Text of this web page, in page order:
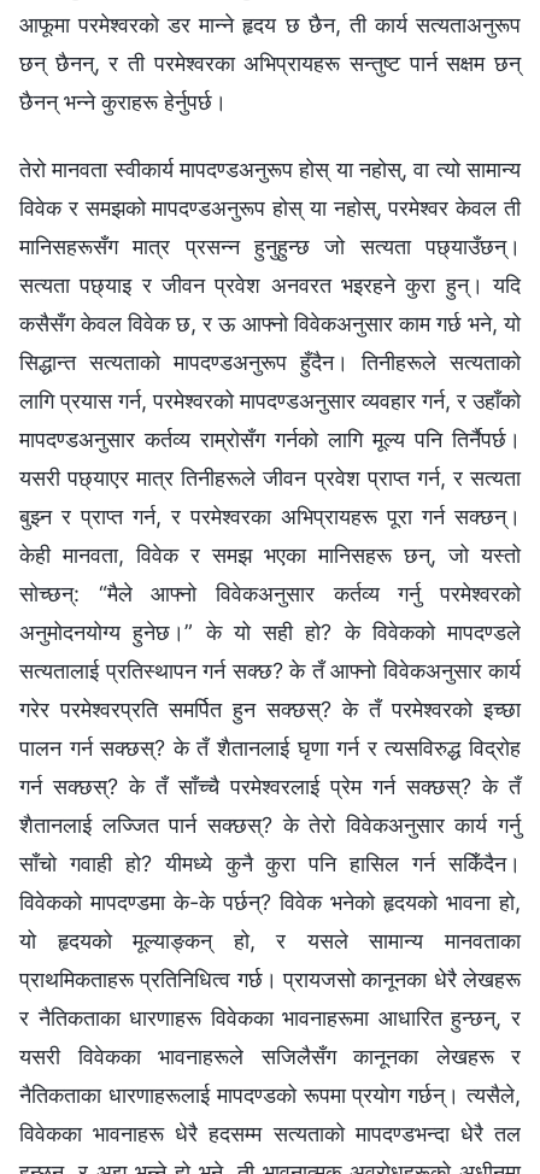
आफूमा परमेश्‍वरको डर मान्ने हृदय छ छैन, ती कार्य सत्यताअनुरूप
छन् छैनन्, र ती परमेश्‍वरका अभिप्रायहरू सन्तुष्ट पार्न सक्षम छन्
छैनन् भन्‍ने कुराहरू हेर्नुपर्छ।
तेरो मानवता स्वीकार्य मापदण्डअनुरूप होस् या नहोस्, वा त्यो सामान्य
विवेक र समझको मापदण्डअनुरूप होस् या नहोस्, परमेश्‍वर केवल ती
मानिसहरूसँग मात्र प्रसन्न हुनुहुन्छ जो सत्यता पछ्याउँछन्।
सत्यता पछ्याइ र जीवन प्रवेश अनवरत भइरहने कुरा हुन्। यदि
कसैसँग केवल विवेक छ, र ऊ आफ्नो विवेकअनुसार काम गर्छ भने, यो
सिद्धान्त सत्यताको मापदण्डअनुरूप हुँदैन। तिनीहरूले सत्यताको
लागि प्रयास गर्न, परमेश्‍वरको मापदण्डअनुसार व्यवहार गर्न, र उहाँको
मापदण्डअनुसार कर्तव्य राम्रोसँग गर्नको लागि मूल्य पनि तिर्नैपर्छ।
यसरी पछ्याएर मात्र तिनीहरूले जीवन प्रवेश प्राप्त गर्न, र सत्यता
बुझ्न र प्राप्त गर्न, र परमेश्‍वरका अभिप्रायहरू पूरा गर्न सक्छन्।
केही मानवता, विवेक र समझ भएका मानिसहरू छन्, जो यस्तो
सोच्छन्: “मैले आफ्नो विवेकअनुसार कर्तव्य गर्नु परमेश्‍वरको
अनुमोदनयोग्य हुनेछ।” के यो सही हो? के विवेकको मापदण्डले
सत्यतालाई प्रतिस्थापन गर्न सक्छ? के तँ आफ्नो विवेकअनुसार कार्य
गरेर परमेश्‍वरप्रति समर्पित हुन सक्छस्? के तँ परमेश्‍वरको इच्छा
पालन गर्न सक्छस्? के तँ शैतानलाई घृणा गर्न र त्यसविरुद्ध विद्रोह
गर्न सक्छस्? के तँ साँच्चै परमेश्‍वरलाई प्रेम गर्न सक्छस्? के तँ
शैतानलाई लज्जित पार्न सक्छस्? के तेरो विवेकअनुसार कार्य गर्नु
साँचो गवाही हो? यीमध्ये कुनै कुरा पनि हासिल गर्न सकिँदैन।
विवेकको मापदण्डमा के-के पर्छन्? विवेक भनेको हृदयको भावना हो,
यो हृदयको मूल्याङ्कन् हो, र यसले सामान्य मानवताका
प्राथमिकताहरू प्रतिनिधित्व गर्छ। प्रायजसो कानूनका धेरै लेखहरू
र नैतिकताका धारणाहरू विवेकका भावनाहरूमा आधारित हुन्छन्, र
यसरी विवेकका भावनाहरूले सजिलैसँग कानूनका लेखहरू र
नैतिकताका धारणाहरूलाई मापदण्डको रूपमा प्रयोग गर्छन्। त्यसैले,
विवेकका भावनाहरू धेरै हदसम्म सत्यताको मापदण्डभन्दा धेरै तल